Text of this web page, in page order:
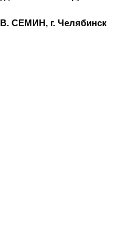
В. СЕМИН, г. Челябинск